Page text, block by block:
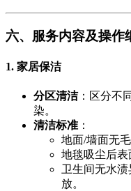
六、服务内容及操作
1. 家居保洁
分区清洁：区分不
染。
清洁标准 ​：
地面/墙面无
地毯吸尘后表
卫生间无水
放。